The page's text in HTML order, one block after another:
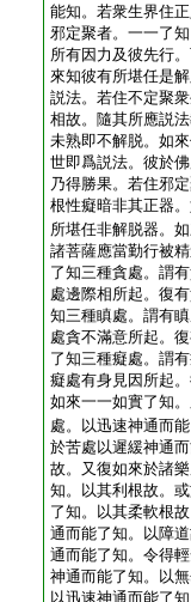
能知。若衆生界住
邪定聚者。一一了
所有因力及彼先行
來知彼有所堪任是
説法。若住不定聚
相故。隨其所應説
未熟即不解脱。如
世即爲説法。彼於
乃得勝果。若住邪
根性癡暗非其正器
所堪任非解脱器。
諸菩薩應當勤行被
了知三種貪處。謂
處邊際相所起。復
知三種瞋處。謂有
處貪不滿意所起。
了知三種癡處。謂
癡處有身見因所起
如來一一如實了知
處。以迅速神通而
於苦處以遲緩神通
故。又復如來於諸
知。以其利根故。
了知。以其柔軟根
通而能了知。以障
通而能了知。令得
神通而能了知。以
以迅速神通而能了